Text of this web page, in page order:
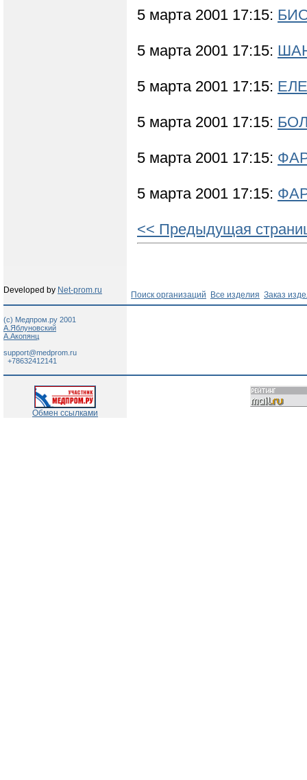
5 марта 2001 17:15:
5 марта 2001 17:15:
5 марта 2001 17:15:
5 марта 2001 17:15:
5 марта 2001 17:15:
5 марта 2001 17:15:
<< Предыдущая
Developed by Net-prom.ru Поиск организаций Все изделия Заказ
(c) Медпром.ру 2001
А.Яблуновский
А.Акопянц
support@medprom.ru
+78632412141
Обмен ссылками